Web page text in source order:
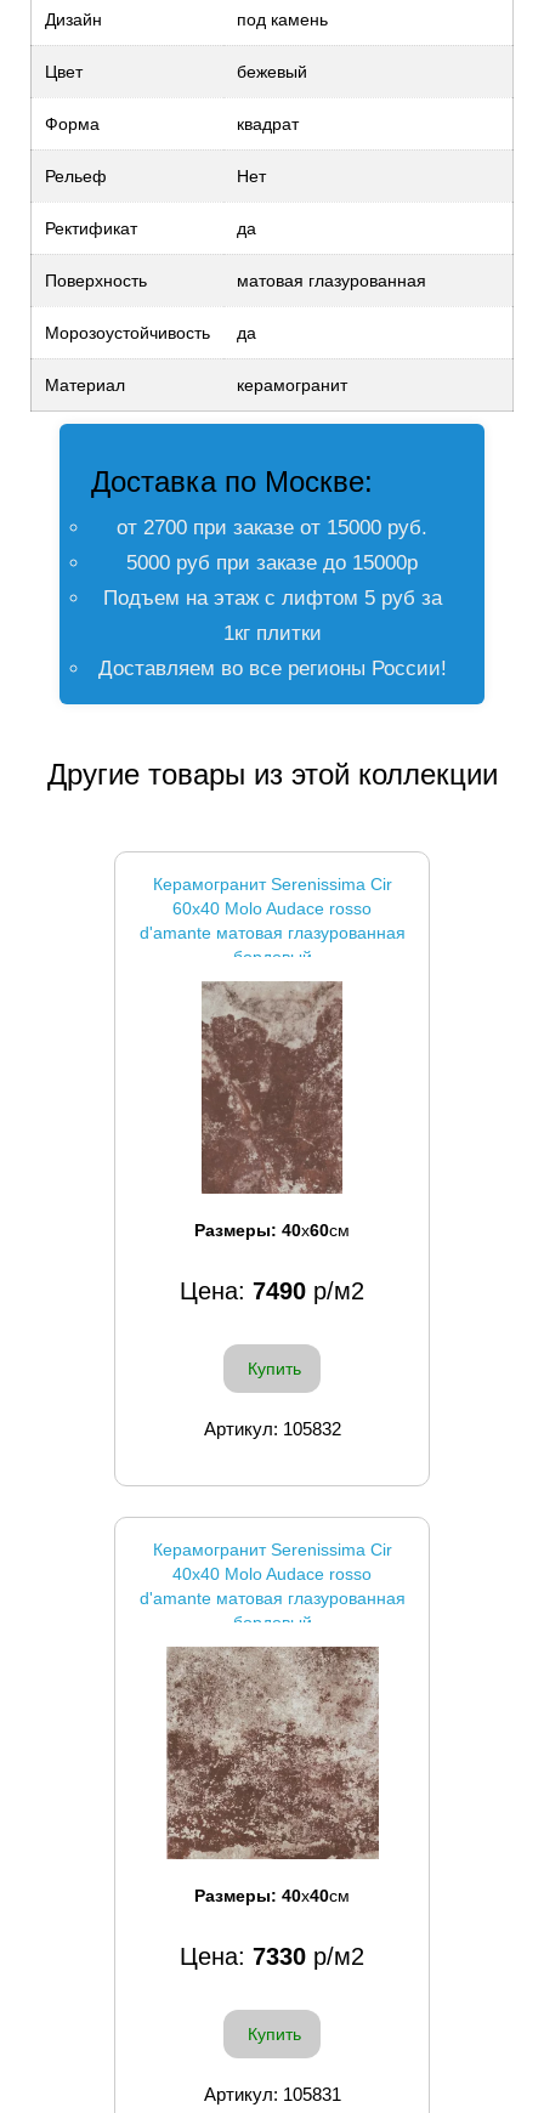
Дизайн под камень
Цвет бежевый
Форма квадрат
Рельеф Нет
Ректификат да
Поверхность матовая глазурованная
Морозоустойчивость да
Материал керамогранит
Доставка по Москве:
от 2700 при заказе от 15000 руб.
5000 руб при заказе до 15000р
Подъем на этаж с лифтом 5 руб за
1кг плитки
Доставляем во все регионы России!
Другие товары из этой коллекции
Керамогранит Serenissima Cir
60x40 Molo Audace rosso
d'amante матовая глазурованная
бордовый
Размеры: 40x60см
Цена: 7490 р/м2
Купить
Артикул: 105832
Керамогранит Serenissima Cir
40x40 Molo Audace rosso
d'amante матовая глазурованная
бордовый
Размеры: 40x40см
Цена: 7330 р/м2
Купить
Артикул: 105831